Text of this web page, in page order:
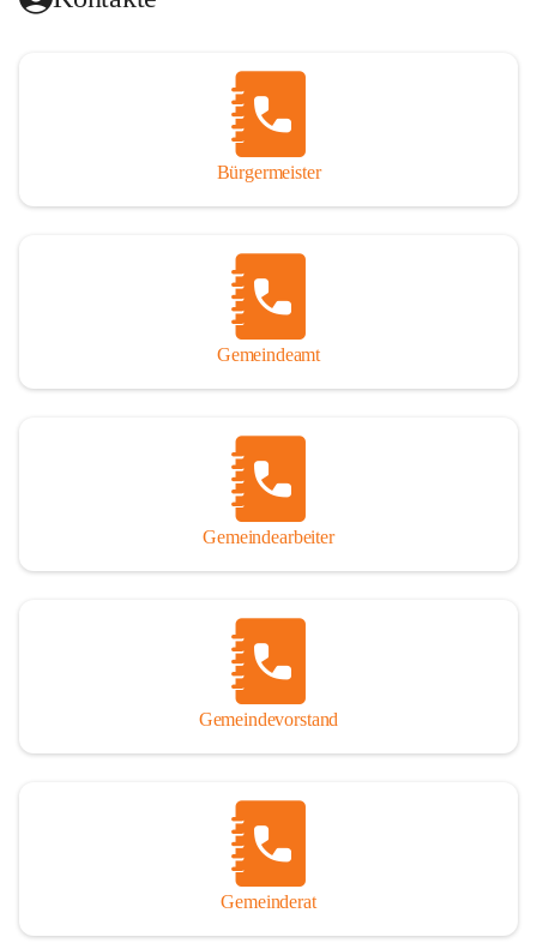
Redaktionsteam, für die gute Zusammenarbeit.
gedankt werden, die durch ihre Erinnerungen, Informationen und
durch das Überlassen von Fotos und Dokumenten zum Gesamtbild
dieses Buches wesentlich beigetragen haben.
Der Zeitdruck war enorm, um das Werk auch zeitgerecht für das
Jubiläumsjahr abschließen zu können. Daher mag um Nachsicht
Ausführlichkeit behandelt erscheinen, oder auch der eine oder
andere Fehler unterlief. Die Autoren haben nach ihren
individuellen Möglichkeiten mit bestem Wissen und Gewissen
Andreas Rohatsch wurde auf das System der Fußnoten verzichtet.
Wo eine genaue Quellenangabe sinnvoll und notwendig erschien,
sind die entsprechenden Quellenhinweise in den fließenden Text
eingearbeitet. Der leichteren Lesbarkeit halber ist auch von einer
streng gendergerechten Ausdrucksform Abstand genommen
So darf ich Sie zu einer interessanten, vergnüglichen und
manchmal auch nachdenklich machenden Zeitreise durch die
Jahrhunderte, ja Jahrtausende alte Geschichte von der Steinzeit
einladen.
Bürgermeister
Gemeindeamt
Gemeindearbeiter
Gemeindevorstand
Gemeinderat